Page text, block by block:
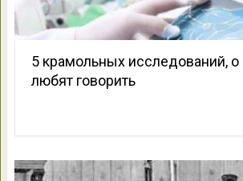
5 крамольных исследований, о
любят говорить